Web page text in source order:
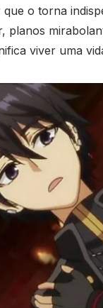
o torna
planos
viver uma